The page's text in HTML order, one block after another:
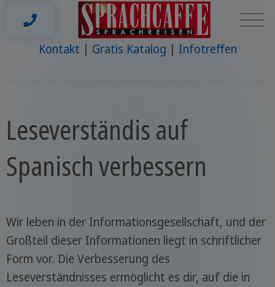
Kontakt Gratis Katalog Infotreffen
Leseverständis auf
Spanisch verbessern
Wir leben in der Informationsgesellschaft, und der
Großteil dieser Informationen liegt in schriftlicher
Form vor. Die Verbesserung des
Leseverständnisses ermöglicht es dir, auf die in